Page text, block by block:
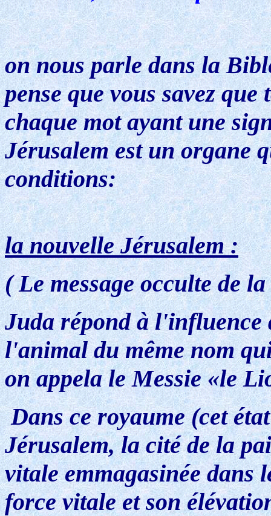
on nous parle dans la
pense que vous savez
chaque mot ayant une
Jérusalem est un organe
conditions:
la nouvelle Jérusalem :
( Le message occulte de
Juda répond à l'influence
l'animal du même nom
on appela le Messie «le
Dans ce royaume (cet
Jérusalem, la cité de la
vitale emmagasinée dans
force vitale et son